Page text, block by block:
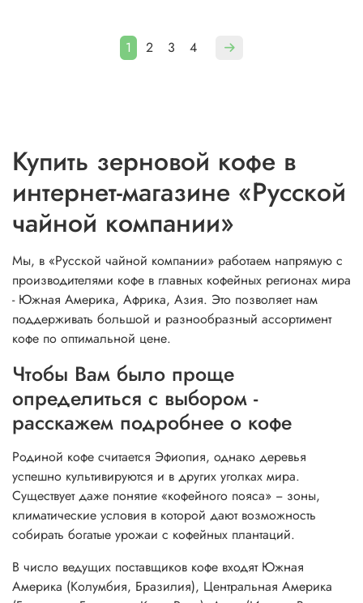
1 2 3 4
Купить зерновой кофе в
интернет-магазине «Русской
чайной компании»
Мы, в «Русской чайной компании» работаем напрямую с
производителями кофе в главных кофейных регионах мира
- Южная Америка, Африка, Азия. Это позволяет нам
поддерживать большой и разнообразный ассортимент
кофе по оптимальной цене.
Чтобы Вам было проще
определиться с выбором -
расскажем подробнее о кофе
Родиной кофе считается Эфиопия, однако деревья
успешно культивируются и в других уголках мира.
Существует даже понятие «кофейного пояса» − зоны,
климатические условия в которой дают возможность
собирать богатые урожаи с кофейных плантаций.
В число ведущих поставщиков кофе входят Южная
Америка (Колумбия, Бразилия), Центральная Америка